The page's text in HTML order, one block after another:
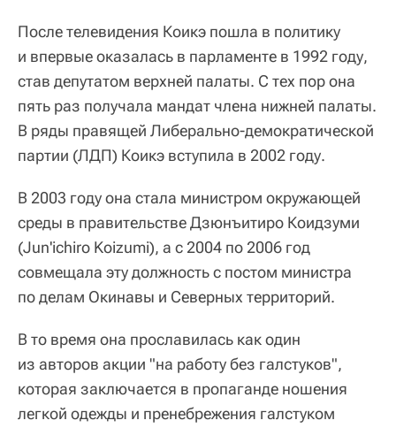
После телевидения Коикэ пошла в политику
и впервые оказалась в парламенте в 1992 году,
став депутатом верхней палаты. С тех пор она
пять раз получала мандат члена нижней палаты.
В ряды правящей Либерально-демократической
партии (ЛДП) Коикэ вступила в 2002 году.
В 2003 году она стала министром окружающей
среды в правительстве Дзюнъитиро Коидзуми
(Jun'ichiro Koizumi), а с 2004 по 2006 год
совмещала эту должность с постом министра
по делам Окинавы и Северных территорий.
В то время она прославилась как один
из авторов акции "на работу без галстуков",
которая заключается в пропаганде ношения
легкой одежды и пренебрежения галстуком